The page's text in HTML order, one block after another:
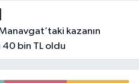
40 bin TL oldu